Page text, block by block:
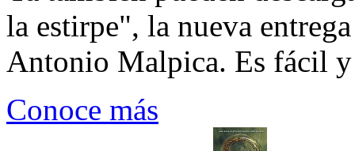
la estirpe", la nueva
Antonio Malpica. Es fácil
Conoce más